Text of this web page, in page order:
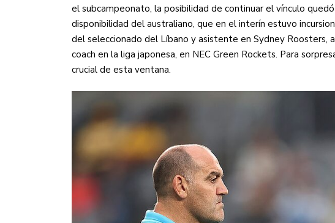
el subcampeonato, la posibilidad de continuar el vínculo
disponibilidad del australiano, que en el interín estuvo
del seleccionado del Líbano y asistente en Sydney Roosters,
coach en la liga japonesa, en NEC Green Rockets. Para
crucial de esta ventana.